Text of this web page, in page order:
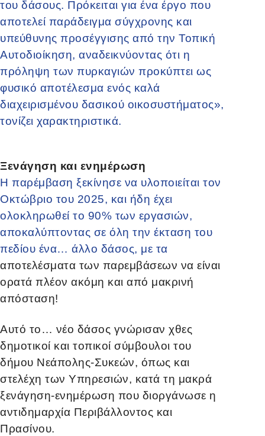
του δάσους. Πρόκειται για ένα έργο που
αποτελεί παράδειγμα σύγχρονης και
υπεύθυνης προσέγγισης από την Τοπική
Αυτοδιοίκηση, αναδεικνύοντας ότι η
πρόληψη των πυρκαγιών προκύπτει ως
φυσικό αποτέλεσμα ενός καλά
διαχειρισμένου δασικού οικοσυστήματος»,
τονίζει χαρακτηριστικά.
Ξενάγηση και ενημέρωση
Η παρέμβαση ξεκίνησε να υλοποιείται τον
Οκτώβριο του 2025, και ήδη έχει
ολοκληρωθεί το 90% των εργασιών,
αποκαλύπτοντας σε όλη την έκταση του
πεδίου ένα… άλλο δάσος, με τα
αποτελέσματα των παρεμβάσεων να είναι
ορατά πλέον ακόμη και από μακρινή
απόσταση!
Αυτό το… νέο δάσος γνώρισαν χθες
δημοτικοί και τοπικοί σύμβουλοι του
δήμου Νεάπολης-Συκεών, όπως και
στελέχη των Υπηρεσιών, κατά τη μακρά
ξενάγηση-ενημέρωση που διοργάνωσε η
αντιδημαρχία Περιβάλλοντος και
Πρασίνου.